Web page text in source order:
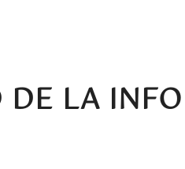
LA